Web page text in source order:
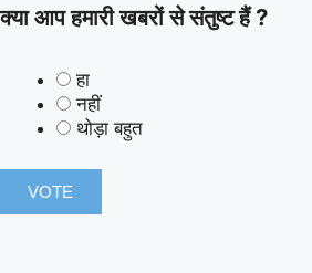
क्या आप हमारी खबरों से संतुष्ट हैं ?
हा
नहीं
थोड़ा बहुत